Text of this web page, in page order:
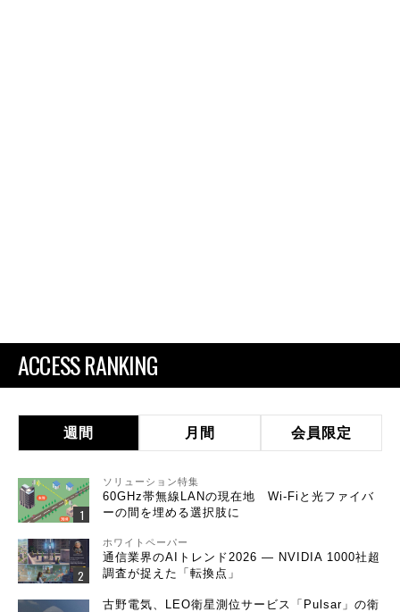
ACCESS RANKING
週間 月間 会員限定
ソリューション特集
60GHz帯無線LANの現在地 Wi-Fiと光ファイバ
ーの間を埋める選択肢に
ホワイトペーパー
通信業界のAIトレンド2026 ― NVIDIA 1000社超
調査が捉えた「転換点」
古野電気、LEO衛星測位サービス「Pulsar」の衛